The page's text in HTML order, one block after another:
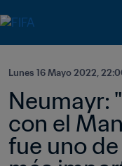
Lunes 16 Mayo 2022,
Neumayr:
con el
fue uno